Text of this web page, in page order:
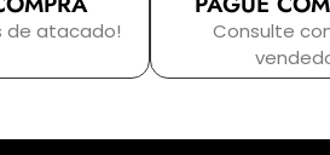
de atacado!
Consulte